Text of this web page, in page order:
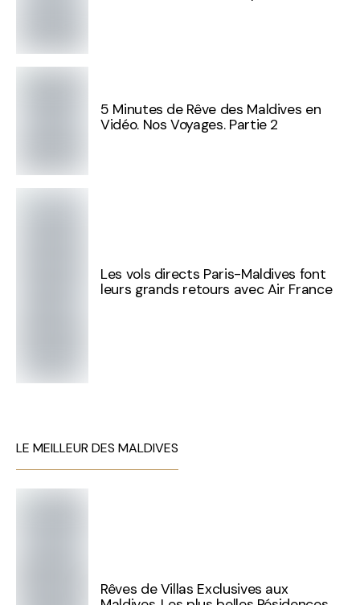
5 Minutes de Rêve des Maldives en
Vidéo. Nos Voyages. Partie 2
Les vols directs Paris-Maldives font
leurs grands retours avec Air France
LE MEILLEUR DES MALDIVES
Rêves de Villas Exclusives aux